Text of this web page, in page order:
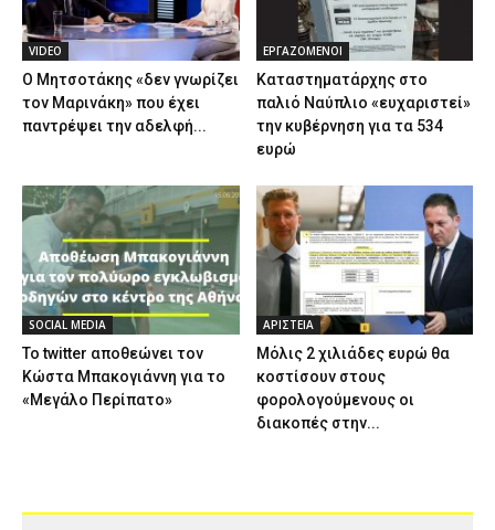
VIDEO
Ο Μητσοτάκης «δεν γνωρίζει
τον Μαρινάκη» που έχει
παντρέψει την αδελφή...
ΕΡΓΑΖΟΜΕΝΟΙ
Καταστηματάρχης στο
παλιό Ναύπλιο «ευχαριστεί»
την κυβέρνηση για τα 534
ευρώ
SOCIAL MEDIA
Το twitter αποθεώνει τον
Κώστα Μπακογιάννη για το
«Μεγάλο Περίπατο»
ΑΡΙΣΤΕΙΑ
Μόλις 2 χιλιάδες ευρώ θα
κοστίσουν στους
φορολογούμενους οι
διακοπές στην...